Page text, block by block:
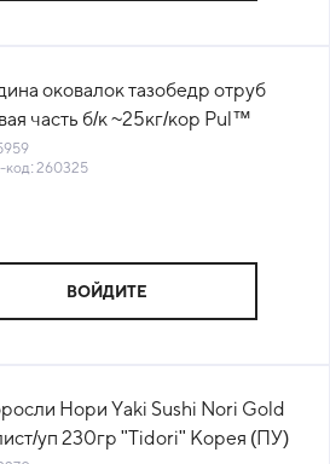
оковалок тазобедр отруб
часть б/к ~25кг/кор Pul™
(ПУ) (КОР) (КОД 75959)
код: 260325
ВОЙДИТЕ
Нори Yaki Sushi Nori Gold
уп 230гр "Tidori" Корея (ПУ)